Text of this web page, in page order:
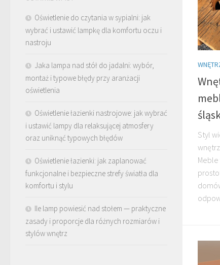
Styl
Oświetlenie do czytania w sypialni: jak
wybrać i ustawić lampkę dla komfortu oczu i
nastroju
Jaka lampa nad stół do jadalni: wybór,
montaż i typowe błędy przy aranżacji
oświetlenia
Oświetlenie łazienki nastrojowe: jak wybrać
i ustawić lampy dla relaksującej atmosfery
oraz uniknąć typowych błędów
Oświetlenie łazienki: jak zaplanować
funkcjonalne i bezpieczne strefy światła dla
komfortu i stylu
Ile lamp powiesić nad stołem — praktyczne
zasady i proporcje dla różnych rozmiarów i
stylów wnętrz